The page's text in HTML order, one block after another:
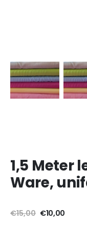
1,5 Meter
Ware,
€15,00 €10,00